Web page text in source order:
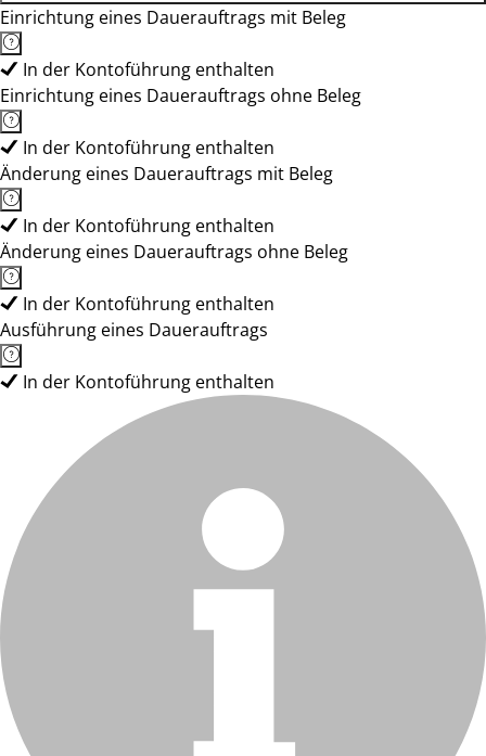
Einrichtung eines Dauerauftrags mit Beleg
In der Kontoführung enthalten
Einrichtung eines Dauerauftrags ohne Beleg
In der Kontoführung enthalten
Änderung eines Dauerauftrags mit Beleg
In der Kontoführung enthalten
Änderung eines Dauerauftrags ohne Beleg
In der Kontoführung enthalten
Ausführung eines Dauerauftrags
In der Kontoführung enthalten